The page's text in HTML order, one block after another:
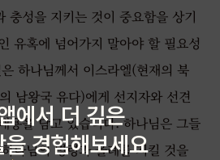
에서 더 깊은
경험해보세요
충성을 지키는 것이 중요함을 상기
유혹에 넘어가지 말아야 할 필요성
하나님께서 이스라엘(현재의 북
남왕국 유다)에게 선지자와 선견
용을 담고 있습니다. 하나님은 그들
나님의 명령과 율례를 지킬 것을